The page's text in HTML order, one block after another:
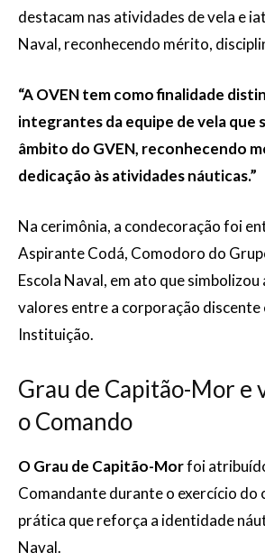
destacam nas atividades de vela e
Naval, reconhecendo mérito,
“A OVEN tem como finalidade
integrantes da equipe de vela que
âmbito do GVEN, reconhecendo
dedicação às atividades náuticas.”
Na cerimônia, a condecoração foi
Aspirante Codá, Comodoro do
Escola Naval, em ato que
valores entre a corporação discente
Instituição.
Grau de Capitão-Mor e
o Comando
O Grau de Capitão-Morfoi
Comandante durante o exercício do
prática que reforça a identidade
Naval.